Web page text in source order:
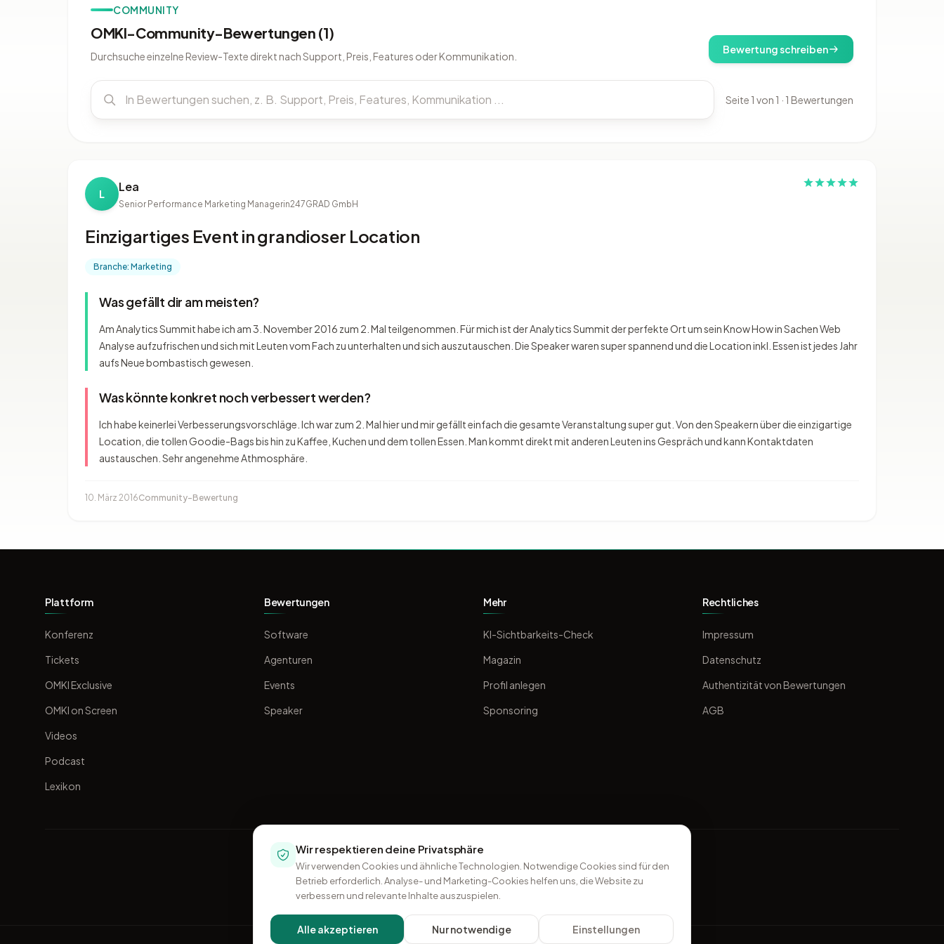
COMMUNITY
OMKI-Community-Bewertungen (1)
Durchsuche einzelne Review-Texte direkt nach Support, Preis, Features oder Kommunikation.
Bewertung schreiben
Seite 1 von 1 · 1 Bewertungen
L Lea
Senior Performance Marketing Managerin247GRAD GmbH
Einzigartiges Event in grandioser Location
Branche: Marketing
Was gefällt dir am meisten?
Am Analytics Summit habe ich am 3. November 2016 zum 2. Mal teilgenommen. Für mich ist der Analytics Summit der perfekte Ort um sein Know How in Sachen Web
Analyse aufzufrischen und sich mit Leuten vom Fach zu unterhalten und sich auszutauschen. Die Speaker waren super spannend und die Location inkl. Essen ist jedes Jahr
aufs Neue bombastisch gewesen.
Was könnte konkret noch verbessert werden?
Ich habe keinerlei Verbesserungsvorschläge. Ich war zum 2. Mal hier und mir gefällt einfach die gesamte Veranstaltung super gut. Von den Speakern über die einzigartige
Location, die tollen Goodie-Bags bis hin zu Kaffee, Kuchen und dem tollen Essen. Man kommt direkt mit anderen Leuten ins Gespräch und kann Kontaktdaten
austauschen. Sehr angenehme Athmosphäre.
10. März 2016Community-Bewertung
Plattform
Konferenz
Tickets
OMKI Exclusive
OMKI on Screen
Videos
Podcast
Lexikon
Bewertungen
Software
Agenturen
Events
Speaker
Mehr
KI-Sichtbarkeits-Check
Magazin
Profil anlegen
Sponsoring
Rechtliches
Impressum
Datenschutz
Authentizität von Bewertungen
AGB
Wir respektieren deine Privatsphäre
Wir verwenden Cookies und ähnliche Technologien. Notwendige Cookies sind für den
Betrieb erforderlich. Analyse- und Marketing-Cookies helfen uns, die Website zu
verbessern und relevante Inhalte auszuspielen.
Alle akzeptieren Nur notwendige Einstellungen